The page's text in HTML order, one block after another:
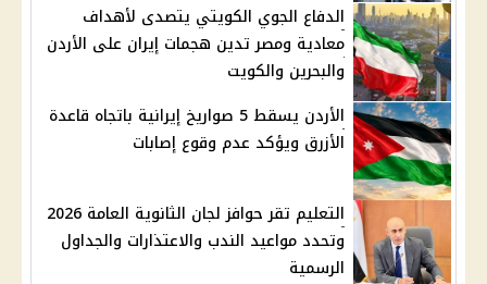
الدفاع الجوي الكويتي يتصدى لأهداف
معادية ومصر تدين هجمات إيران على الأردن
والبحرين والكويت
الأردن يسقط 5 صواريخ إيرانية باتجاه قاعدة
الأزرق ويؤكد عدم وقوع إصابات
التعليم تقر حوافز لجان الثانوية العامة 2026
وتحدد مواعيد الندب والاعتذارات والجداول
الرسمية